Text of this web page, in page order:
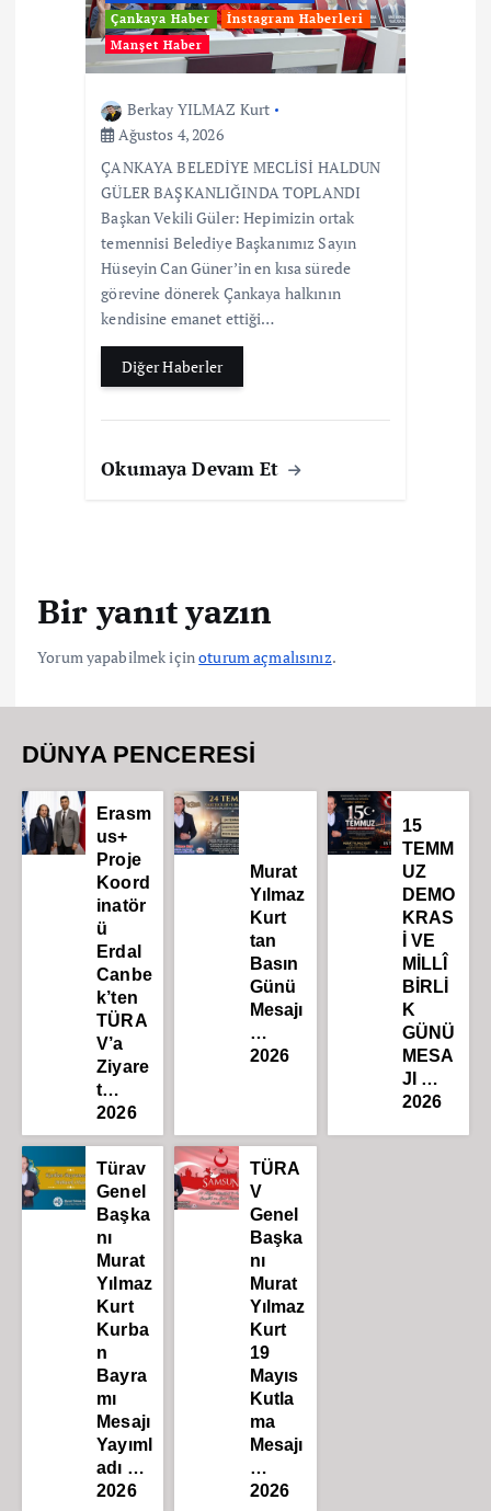
Çankaya Haber
İnstagram Haberleri
Manşet Haber
Berkay YILMAZ Kurt
Ağustos 4, 2026
ÇANKAYA BELEDİYE MECLİSİ HALDUN
GÜLER BAŞKANLIĞINDA TOPLANDI
Başkan Vekili Güler: Hepimizin ortak
temennisi Belediye Başkanımız Sayın
Hüseyin Can Güner’in en kısa sürede
görevine dönerek Çankaya halkının
kendisine emanet ettiği…
Diğer Haberler
Okumaya Devam Et
Bir yanıt yazın
Yorum yapabilmek içinoturum açmalısınız.
DÜNYA PENCERESİ
Erasm
us+
Proje
Koord
inatör
ü
Erdal
Canbe
k’ten
TÜRA
V’a
Ziyare
t…
2026
Murat
Yılmaz
Kurt
tan
Basın
Günü
Mesajı
…
2026
15
TEMM
UZ
DEMO
KRAS
İ VE
MİLLÎ
BİRLİ
K
GÜNÜ
MESA
JI …
2026
Türav
Genel
Başka
nı
Murat
Yılmaz
Kurt
Kurba
n
Bayra
mı
Mesajı
Yayıml
adı …
2026
TÜRA
V
Genel
Başka
nı
Murat
Yılmaz
Kurt
19
Mayıs
Kutla
ma
Mesajı
…
2026